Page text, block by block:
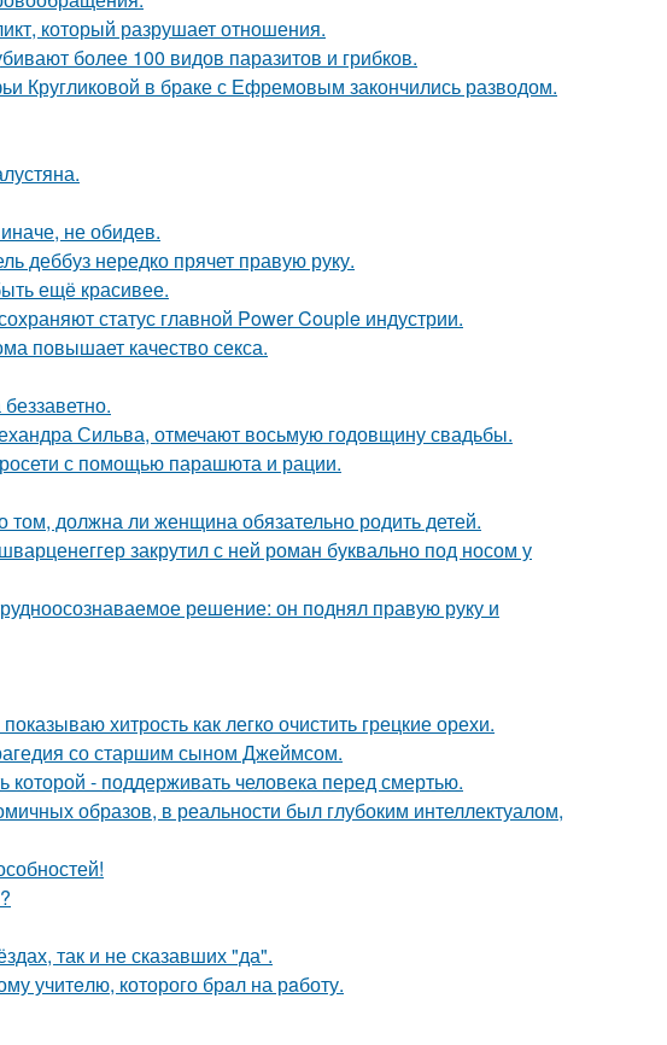
который разрушает отношения.
более 100 видов паразитов и грибков.
Кругликовой в браке с Ефремовым закончились разводом.
не обидев.
деббуз нередко прячет правую руку.
ещё красивее.
статус главной Power Couple индустрии.
повышает качество секса.
Сильва, отмечают восьмую годовщину свадьбы.
с помощью парашюта и рации.
должна ли женщина обязательно родить детей.
закрутил с ней роман буквально под носом у
решение: он поднял правую руку и
хитрость как легко очистить грецкие орехи.
со старшим сыном Джеймсом.
- поддерживать человека перед смертью.
образов, в реальности был глубоким интеллектуалом,
так и не сказавших "да".
учитeлю, которого брaл на рaботу.